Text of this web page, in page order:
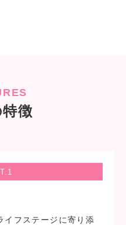
徴
イフステージに寄り添